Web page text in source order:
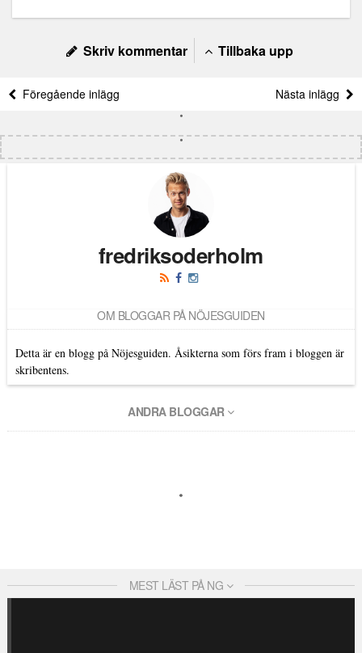
Skriv kommentar Tillbaka upp
Föregående inlägg Nästa inlägg
fredriksoderholm
OM BLOGGAR PÅ NÖJESGUIDEN
Detta är en blogg på Nöjesguiden. Åsikterna som förs fram i bloggen är
skribentens.
ANDRA BLOGGAR
MEST LÄST PÅ NG